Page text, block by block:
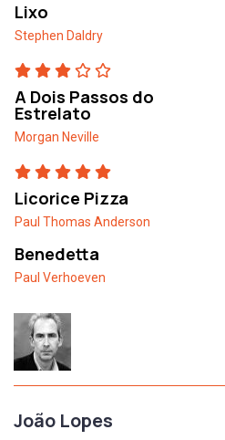
Lixo
Stephen Daldry
A Dois Passos do
Estrelato
Morgan Neville
Licorice Pizza
Paul Thomas Anderson
Benedetta
Paul Verhoeven
João Lopes